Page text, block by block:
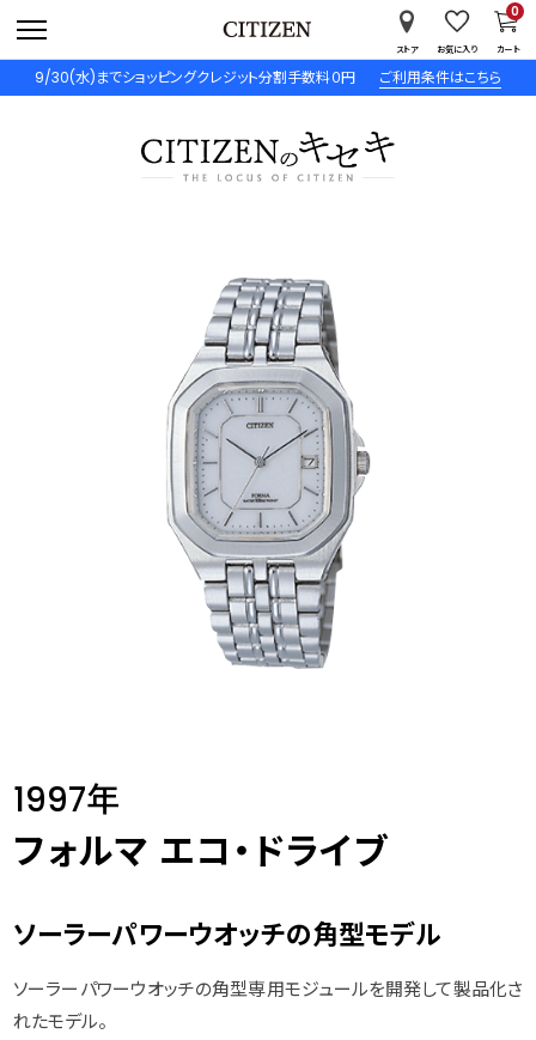
9/30(水)までショッピングクレジット分割手数料０円 ご利用条件はこちら
ストア お気に入り カート
0
1997年
フォルマ エコ・ドライブ
ソーラーパワーウオッチの角型モデル
ソーラーパワーウオッチの角型専用モジュールを開発して製品化さ
れたモデル。